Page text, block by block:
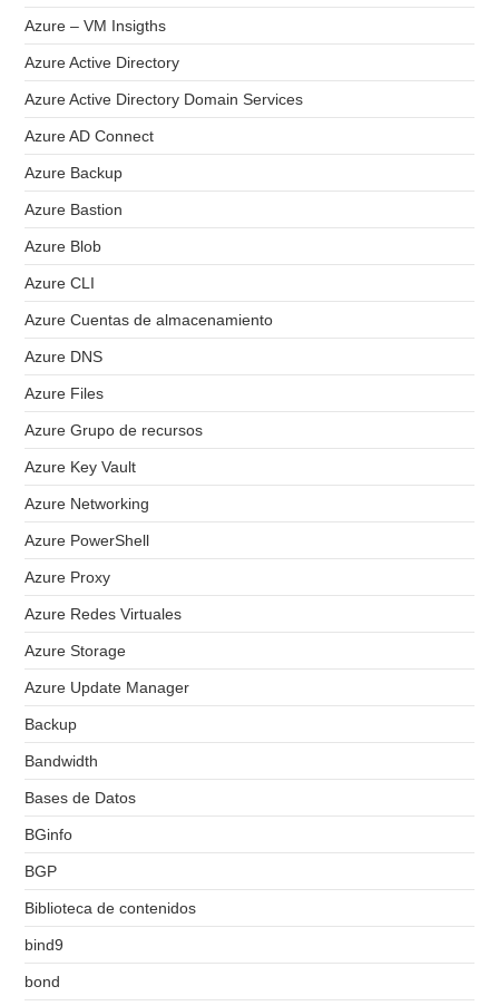
Azure – VM Insigths
Azure Active Directory
Azure Active Directory Domain Services
Azure AD Connect
Azure Backup
Azure Bastion
Azure Blob
Azure CLI
Azure Cuentas de almacenamiento
Azure DNS
Azure Files
Azure Grupo de recursos
Azure Key Vault
Azure Networking
Azure PowerShell
Azure Proxy
Azure Redes Virtuales
Azure Storage
Azure Update Manager
Backup
Bandwidth
Bases de Datos
BGinfo
BGP
Biblioteca de contenidos
bind9
bond